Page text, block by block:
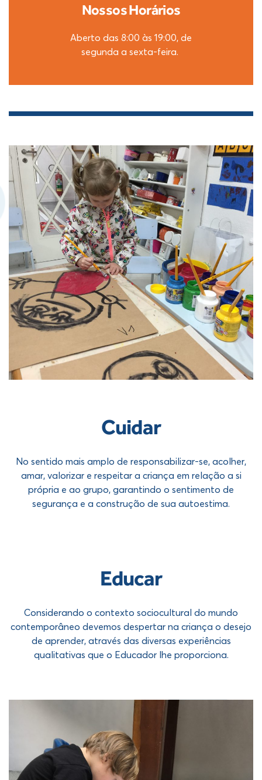
Nossos Horários
Aberto das 8:00 às 19:00, de
segunda a sexta-feira.
Cuidar
No sentido mais amplo de responsabilizar-se, acolher,
amar, valorizar e respeitar a criança em relação a si
própria e ao grupo, garantindo o sentimento de
segurança e a construção de sua autoestima.
Educar
Considerando o contexto sociocultural do mundo
contemporâneo devemos despertar na criança o desejo
de aprender, através das diversas experiências
qualitativas que o Educador lhe proporciona.